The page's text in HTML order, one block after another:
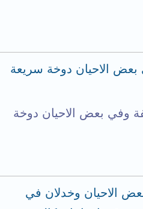
الاحيان دوخة سريعة
وفي بعض الاحيان دوخة
الاحيان وخدلان في